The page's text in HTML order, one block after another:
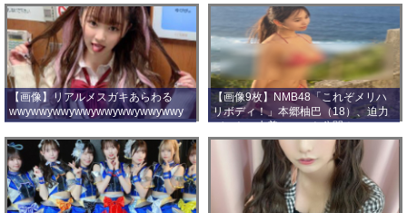
【画像】リアルメスガキあらわる
wwywwywwywwywwywwywwywwy
wwy
【画像9枚】NMB48「これぞメリハ
リボディ！」本郷柚巴（18）、迫力
バストの水着ショット公開！